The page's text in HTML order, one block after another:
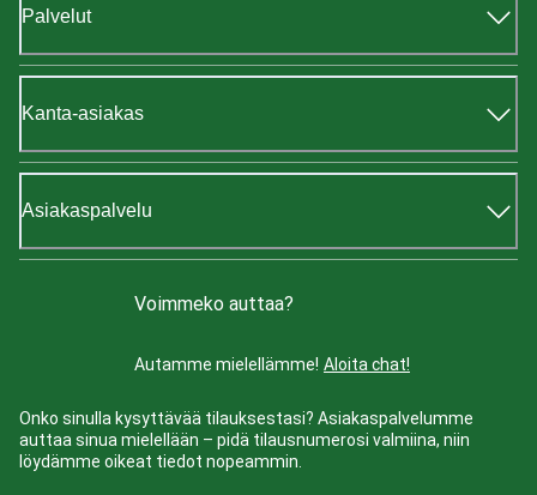
Palvelut
Kanta-asiakas
Asiakaspalvelu
Voimmeko auttaa?
Autamme mielellämme! Aloita chat!
Onko sinulla kysyttävää tilauksestasi? Asiakaspalvelumme
auttaa sinua mielellään – pidä tilausnumerosi valmiina, niin
löydämme oikeat tiedot nopeammin.